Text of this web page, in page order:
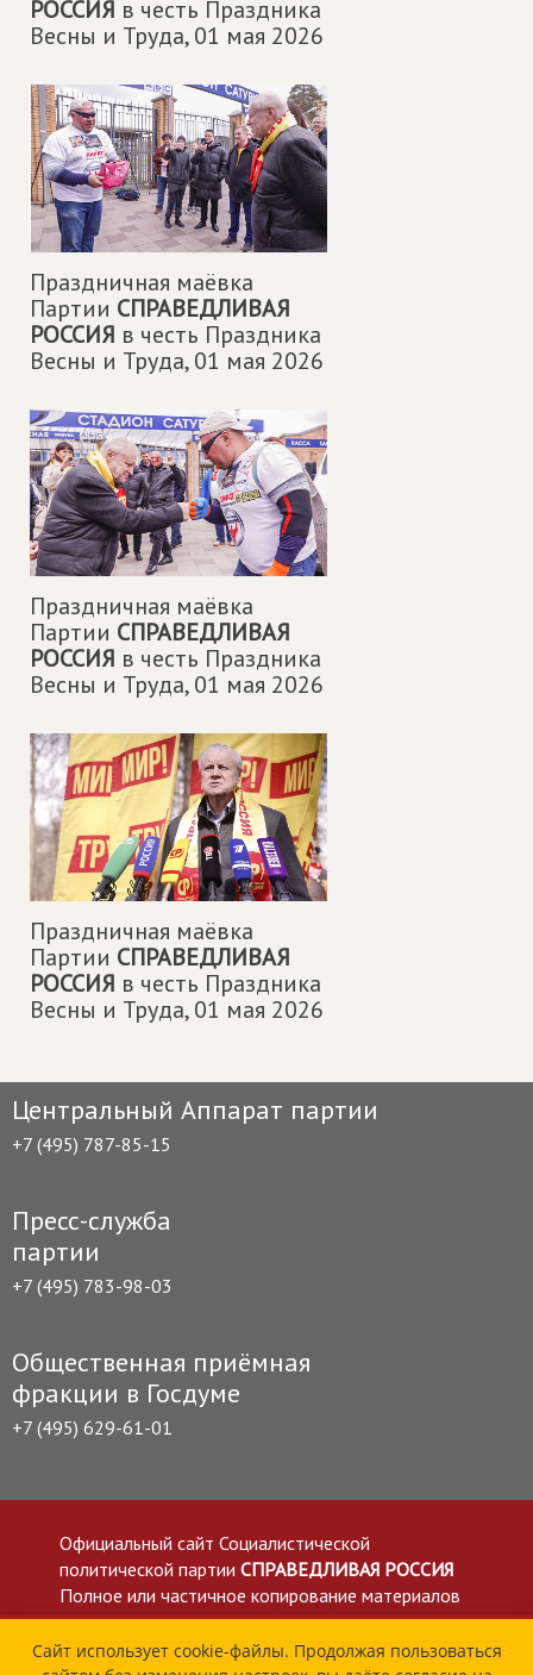
РОССИЯ в честь Праздника
Весны и Труда,01 мая 2026
Праздничная маëвка
Партии СПРАВЕДЛИВАЯ
РОССИЯ в честь Праздника
Весны и Труда,01 мая 2026
Праздничная маëвка
Партии СПРАВЕДЛИВАЯ
РОССИЯ в честь Праздника
Весны и Труда,01 мая 2026
Праздничная маëвка
Партии СПРАВЕДЛИВАЯ
РОССИЯ в честь Праздника
Весны и Труда,01 мая 2026
Центральный Аппарат партии
+7 (495) 787-85-15
Пресс-служба
партии
+7 (495) 783-98-03
Общественная приёмная
фракции в Госдуме
+7 (495) 629-61-01
Официальный сайт Социалистической
политической партии СПРАВЕДЛИВАЯ РОССИЯ
Полное или частичное копирование материалов
приветствуется со ссылкой на сайт spravedlivo.ru
Политика в отношении обработки персональных
Сайт использует cookie-файлы. Продолжая пользоваться